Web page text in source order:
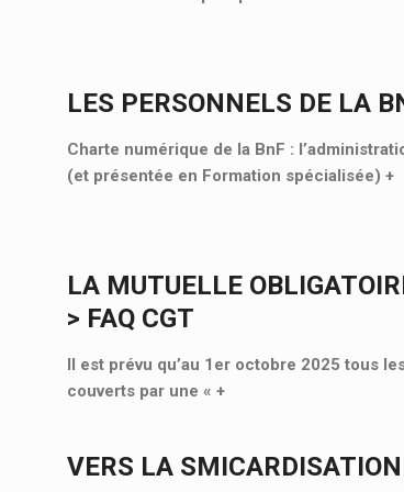
LES PERSONNELS DE LA
Charte numérique de la BnF :
(et présentée en Formation spécialisée) +
LA MUTUELLE
> FAQ CGT
Il est prévu qu’au 1er octobre 2025 tous
couverts par une « +
VERS LA